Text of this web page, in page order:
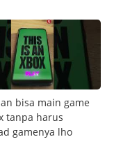
bisa main game
tanpa harus
gamenya lho